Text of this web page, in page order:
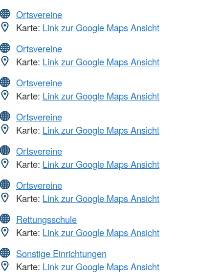
Ortsvereine
Karte: Link zur Google Maps Ansicht
Ortsvereine
Karte: Link zur Google Maps Ansicht
Ortsvereine
Karte: Link zur Google Maps Ansicht
Ortsvereine
Karte: Link zur Google Maps Ansicht
Ortsvereine
Karte: Link zur Google Maps Ansicht
Ortsvereine
Karte: Link zur Google Maps Ansicht
Rettungsschule
Karte: Link zur Google Maps Ansicht
Sonstige Einrichtungen
Karte: Link zur Google Maps Ansicht